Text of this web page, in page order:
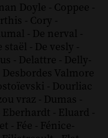
Doyle - Coppee -
- Cory -
- De nerval -
staël - De vesly -
- Delattre - Delly-
Desbordes Valmore
- Dourliac
vraz - Dumas -
Eberhardt - Eluard -
- Fée - Fénice-